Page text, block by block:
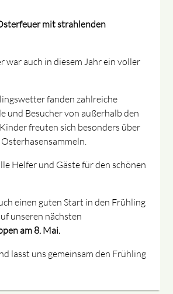
mit strahlenden
war auch in diesem Jahr ein voller
fanden zahlreiche
und Besucher von außerhalb den
freuten sich besonders über
Helfer und Gäste für den schönen
einen guten Start in den Frühling
unseren nächsten
am 8. Mai.
lasst uns gemeinsam den Frühling